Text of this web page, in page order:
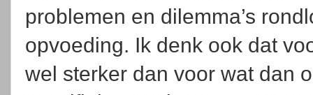
problemen en dilemma’s
opvoeding. Ik denk ook dat
wel sterker dan voor wat dan